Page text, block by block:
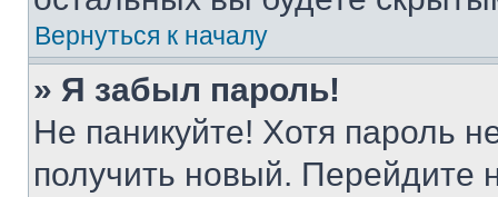
Вернуться к началу
» Я забыл пароль!
Не паникуйте! Хотя пароль
получить новый. Перейдите